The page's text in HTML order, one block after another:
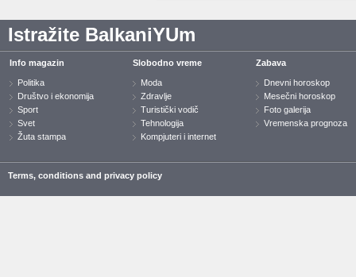
Istražite BalkaniYUm
Info magazin
Politika
Društvo i ekonomija
Sport
Svet
Žuta stampa
Slobodno vreme
Moda
Zdravlje
Turistički vodič
Tehnologija
Kompjuteri i internet
Zabava
Dnevni horoskop
Mesečni horoskop
Foto galerija
Vremenska prognoza
Terms, conditions and privacy policy